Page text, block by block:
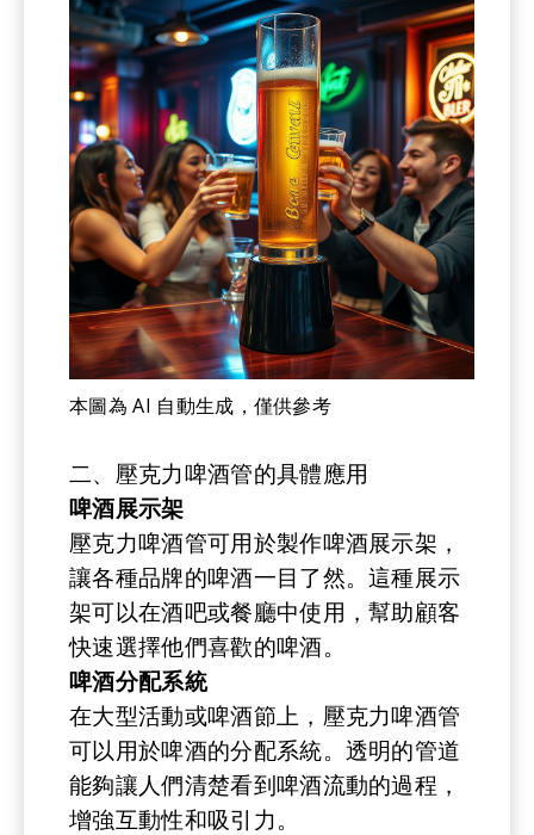
本圖為 AI 自動生成，僅供參考
二、壓克力啤酒管的具體應用
啤酒展示架
壓克力啤酒管可用於製作啤酒展示架，
讓各種品牌的啤酒一目了然。這種展示
架可以在酒吧或餐廳中使用，幫助顧客
快速選擇他們喜歡的啤酒。
啤酒分配系統
在大型活動或啤酒節上，壓克力啤酒管
可以用於啤酒的分配系統。透明的管道
能夠讓人們清楚看到啤酒流動的過程，
增強互動性和吸引力。